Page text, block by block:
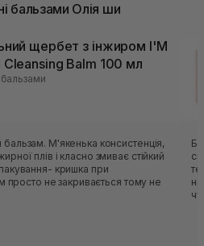
бальзами Олія ши
щербет з інжиром I'M
Cleansing Balm 100 мл
бальзами
М'якенька консистенція,
плів і класно змиває стійкий
кришка при
просто не закривається тому не